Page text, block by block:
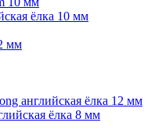
ёлка 10 мм
мм
английская ёлка 12 мм
ёлка 8 мм